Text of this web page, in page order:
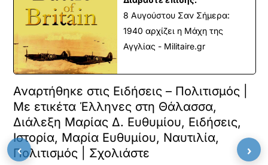
8 Αυγούστου Σαν Σήμερα:
1940 αρχίζει η Μάχη της
Αγγλίας - Militaire.gr
Αναρτήθηκε στις Ειδήσεις – Πολιτισμός |
Με ετικέτα Έλληνες στη Θάλασσα,
Διάλεξη Μαρίας Δ. Ευθυμίου, Ειδήσεις,
Ιστορία, Μαρία Ευθυμίου, Ναυτιλία,
Πολιτισμός | Σχολιάστε
‹ ›